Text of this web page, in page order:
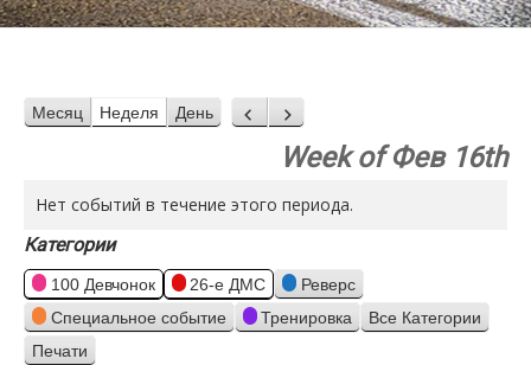
Месяц Неделя День Назад
Вперед
Week of Фев 16th
Нет событий в течение этого периода.
Категории
100 Девчонок 26-е ДМС
Реверс
Специальное событие
Тренировка Все Категории
Просмотр
Печати